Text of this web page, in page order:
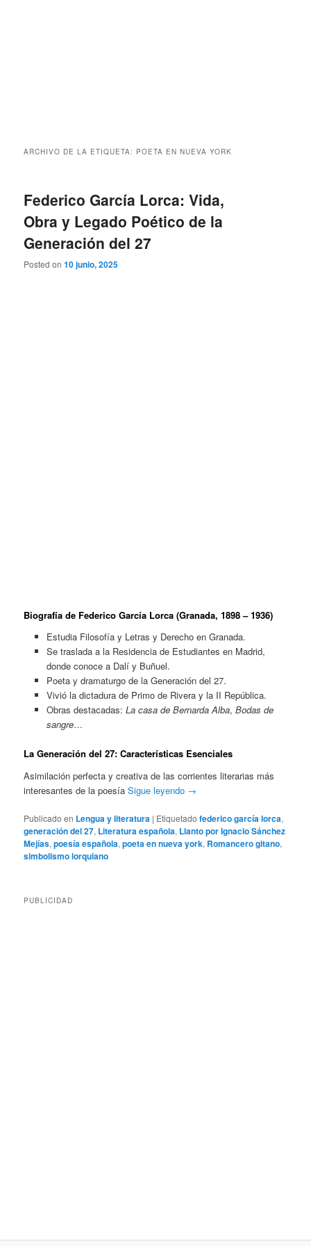
ARCHIVO DE LA ETIQUETA: POETA EN NUEVA YORK
Federico García Lorca: Vida,
Obra y Legado Poético de la
Generación del 27
Posted on10 junio, 2025
Biografía de Federico García Lorca (Granada, 1898 – 1936)
Estudia Filosofía y Letras y Derecho en Granada.
Se traslada a la Residencia de Estudiantes en Madrid,
donde conoce a Dalí y Buñuel.
Poeta y dramaturgo de la Generación del 27.
Vivió la dictadura de Primo de Rivera y la II República.
Obras destacadas: La casa de Bernarda Alba, Bodas de
sangre…
La Generación del 27: Características Esenciales
Asimilación perfecta y creativa de las corrientes literarias más
interesantes de la poesíaSigue leyendo →
Publicado en Lengua y literatura | Etiquetado federico garcía lorca,
generación del 27, Literatura española, Llanto por Ignacio Sánchez
Mejías,poesía española,poeta en nueva york, Romancero gitano,
simbolismo lorquiano
PUBLICIDAD